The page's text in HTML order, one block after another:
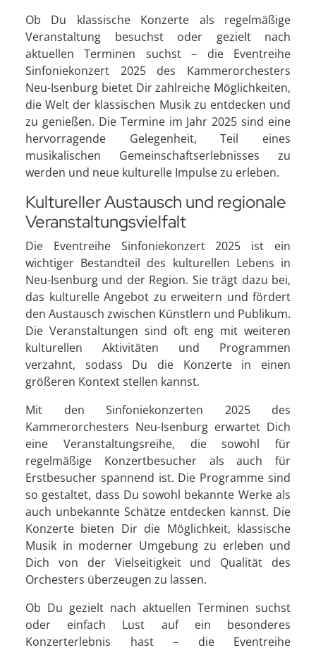
Ob Du klassische Konzerte als regelmäßige
Veranstaltung besuchst oder gezielt nach
aktuellen Terminen suchst – die Eventreihe
Sinfoniekonzert 2025 des Kammerorchesters
Neu-Isenburg bietet Dir zahlreiche Möglichkeiten,
die Welt der klassischen Musik zu entdecken und
zu genießen. Die Termine im Jahr 2025 sind eine
hervorragende Gelegenheit, Teil eines
musikalischen Gemeinschaftserlebnisses zu
werden und neue kulturelle Impulse zu erleben.
Kultureller Austausch und regionale
Veranstaltungsvielfalt
Die Eventreihe Sinfoniekonzert 2025 ist ein
wichtiger Bestandteil des kulturellen Lebens in
Neu-Isenburg und der Region. Sie trägt dazu bei,
das kulturelle Angebot zu erweitern und fördert
den Austausch zwischen Künstlern und Publikum.
Die Veranstaltungen sind oft eng mit weiteren
kulturellen Aktivitäten und Programmen
verzahnt, sodass Du die Konzerte in einen
größeren Kontext stellen kannst.
Mit den Sinfoniekonzerten 2025 des
Kammerorchesters Neu-Isenburg erwartet Dich
eine Veranstaltungsreihe, die sowohl für
regelmäßige Konzertbesucher als auch für
Erstbesucher spannend ist. Die Programme sind
so gestaltet, dass Du sowohl bekannte Werke als
auch unbekannte Schätze entdecken kannst. Die
Konzerte bieten Dir die Möglichkeit, klassische
Musik in moderner Umgebung zu erleben und
Dich von der Vielseitigkeit und Qualität des
Orchesters überzeugen zu lassen.
Ob Du gezielt nach aktuellen Terminen suchst
oder einfach Lust auf ein besonderes
Konzerterlebnis hast – die Eventreihe